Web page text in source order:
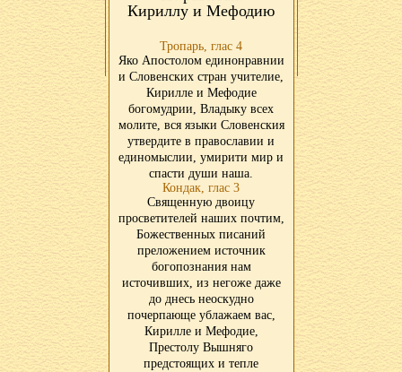
Кириллу и Мефодию
Тропарь, глас 4
Яко Апостолом единонравнии
и Словенских стран учителие,
Кирилле и Мефодие
богомудрии, Владыку всех
молите, вся языки Словенския
утвердите в православии и
единомыслии, умирити мир и
спасти души наша.
Кондак, глас 3
Священную двоицу
просветителей наших почтим,
Божественных писаний
преложением источник
богопознания нам
источивших, из негоже даже
до днесь неоскудно
почерпающе ублажаем вас,
Кирилле и Мефодие,
Престолу Вышняго
предстоящих и тепле